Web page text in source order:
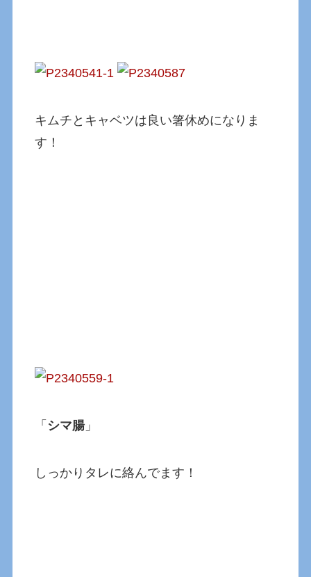
キムチとキャベツは良い箸休めになりま
す！
「 シマ腸」
しっかりタレに絡んでます！